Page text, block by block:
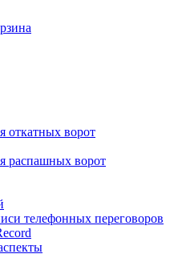
откатных ворот
распашных ворот
телефонных переговоров